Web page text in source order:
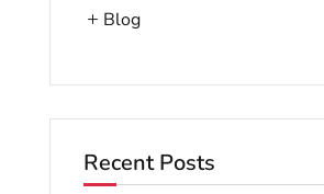
Blog
Recent Posts